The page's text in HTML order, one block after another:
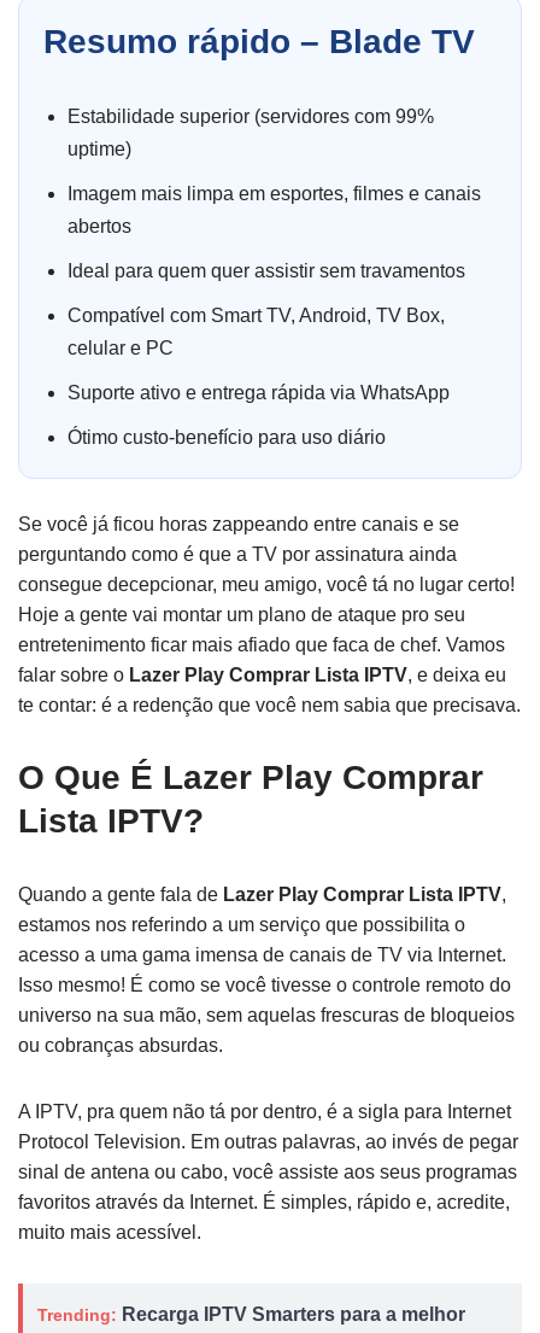
Resumo rápido – Blade TV
Estabilidade superior (servidores com 99%
uptime)
Imagem mais limpa em esportes, filmes e canais
abertos
Ideal para quem quer assistir sem travamentos
Compatível com Smart TV, Android, TV Box,
celular e PC
Suporte ativo e entrega rápida via WhatsApp
Ótimo custo-benefício para uso diário
Se você já ficou horas zappeando entre canais e se
perguntando como é que a TV por assinatura ainda
consegue decepcionar, meu amigo, você tá no lugar certo!
Hoje a gente vai montar um plano de ataque pro seu
entretenimento ficar mais afiado que faca de chef. Vamos
falar sobre o Lazer Play Comprar Lista IPTV, e deixa eu
te contar: é a redenção que você nem sabia que precisava.
O Que É Lazer Play Comprar
Lista IPTV?
Quando a gente fala de Lazer Play Comprar Lista IPTV,
estamos nos referindo a um serviço que possibilita o
acesso a uma gama imensa de canais de TV via Internet.
Isso mesmo! É como se você tivesse o controle remoto do
universo na sua mão, sem aquelas frescuras de bloqueios
ou cobranças absurdas.
A IPTV, pra quem não tá por dentro, é a sigla para Internet
Protocol Television. Em outras palavras, ao invés de pegar
sinal de antena ou cabo, você assiste aos seus programas
favoritos através da Internet. É simples, rápido e, acredite,
muito mais acessível.
Trending: Recarga IPTV Smarters para a melhor